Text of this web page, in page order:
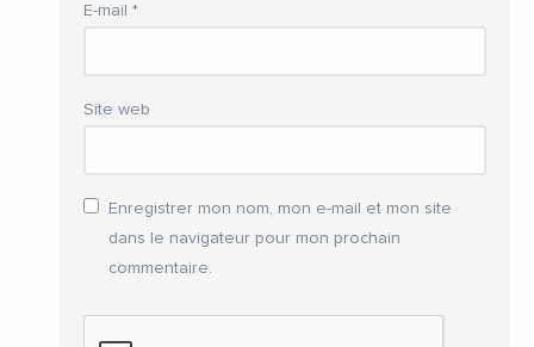
E-mail *
Site web
Enregistrer mon nom, mon e-mail et mon site
dans le navigateur pour mon prochain
commentaire.